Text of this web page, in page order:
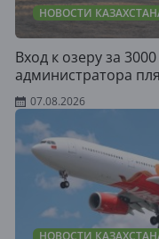
НОВОСТИ
Вход к озеру за
администратора
07.08.2026
НОВОСТИ